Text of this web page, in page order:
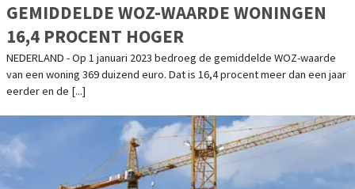
GEMIDDELDE WOZ-WAARDE WONINGEN
16,4 PROCENT HOGER
NEDERLAND - Op 1 januari 2023 bedroeg de gemiddelde WOZ-waarde
van een woning 369 duizend euro. Dat is 16,4 procent meer dan een jaar
eerder en de [...]